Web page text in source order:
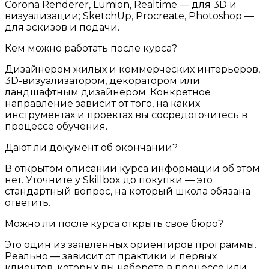
Corona Renderer, Lumion, Realtime — для 3D и
визуализации; SketchUp, Procreate, Photoshop —
для эскизов и подачи.
Кем можно работать после курса?
Дизайнером жилых и коммерческих интерьеров,
3D-визуализатором, декоратором или
ландшафтным дизайнером. Конкретное
направление зависит от того, на каких
инструментах и проектах вы сосредоточитесь в
процессе обучения.
Дают ли документ об окончании?
В открытом описании курса информации об этом
нет. Уточните у Skillbox до покупки — это
стандартный вопрос, на который школа обязана
ответить.
Можно ли после курса открыть своё бюро?
Это один из заявленных ориентиров программы.
Реально — зависит от практики и первых